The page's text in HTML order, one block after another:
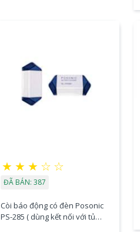
★ ★ ★ ☆ ☆
ĐÃ BÁN: 387
Còi báo động có đèn Posonic
PS-285 ( dùng kết nối với tủ